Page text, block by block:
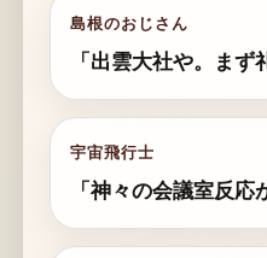
島根のおじさん
「出雲大社や。まず
宇宙飛行士
「神々の会議室反応